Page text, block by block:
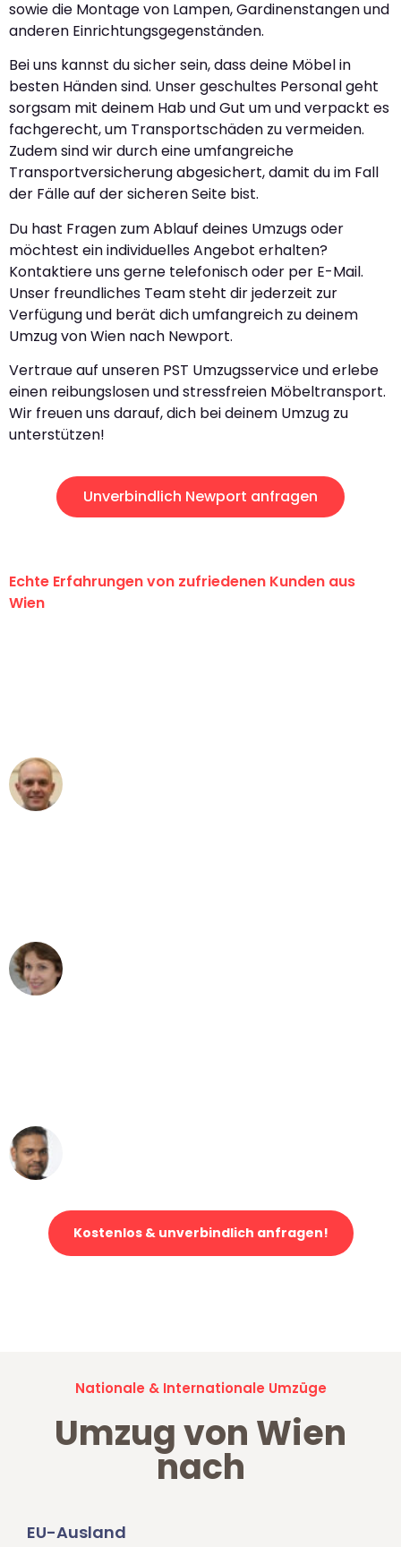
sowie die Montage von Lampen, Gardinenstangen und
anderen Einrichtungsgegenständen.
Bei uns kannst du sicher sein, dass deine Möbel in
besten Händen sind. Unser geschultes Personal geht
sorgsam mit deinem Hab und Gut um und verpackt es
fachgerecht, um Transportschäden zu vermeiden.
Zudem sind wir durch eine umfangreiche
Transportversicherung abgesichert, damit du im Fall
der Fälle auf der sicheren Seite bist.
Du hast Fragen zum Ablauf deines Umzugs oder
möchtest ein individuelles Angebot erhalten?
Kontaktiere uns gerne telefonisch oder per E-Mail.
Unser freundliches Team steht dir jederzeit zur
Verfügung und berät dich umfangreich zu deinem
Umzug von Wien nach Newport.
Vertraue auf unseren PST Umzugsservice und erlebe
einen reibungslosen und stressfreien Möbeltransport.
Wir freuen uns darauf, dich bei deinem Umzug zu
unterstützen!
Unverbindlich Newport anfragen
Echte Erfahrungen von zufriedenen Kunden aus
Wien
Kostenlos & unverbindlich anfragen!
Nationale & Internationale Umzüge
Umzug von Wien
nach
EU-Ausland